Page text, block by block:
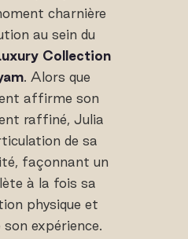
charnière
au sein du
Collection
. Alors que
affirme son
raffiné, Julia
de sa
façonnant un
à la fois sa
physique et
son expérience.